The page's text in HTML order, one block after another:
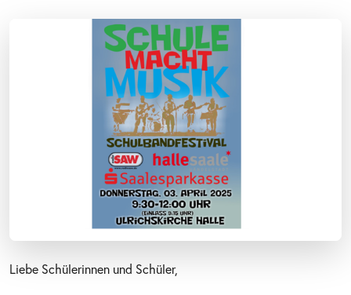
Liebe Schülerinnen und Schüler,